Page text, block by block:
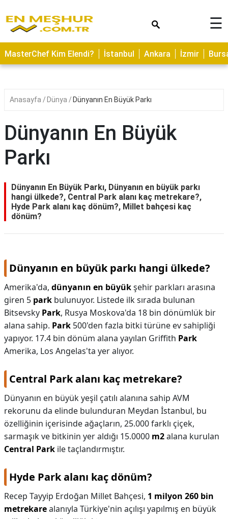
ASTROLOJİ
SAĞLIK
YERLER
BAKIMI
KAMP
ALANLARI
İLETİŞİM
☰
MasterChef Kim Elendi? İstanbul Ankara İzmir
Anasayfa Dünya Dünyanın En Büyük Parkı
Dünyanın En Büyük
Parkı
Dünyanın En Büyük Parkı, Dünyanın en büyük parkı
hangi ülkede?, Central Park alanı kaç metrekare?,
Hyde Park alanı kaç dönüm?, Millet bahçesi kaç
dönüm?
Dünyanın en büyük parkı hangi ülkede?
Amerika'da, dünyanın en büyükşehir parkları arasına
giren 5 park bulunuyor. Listede ilk sırada bulunan
Bitsevsky Park, Rusya Moskova'da 18 bin dönümlük bir
alana sahip. Park 500'den fazla bitki türüne ev sahipliği
yapıyor. 17.4 bin dönüm alana yayılan Griffith Park
Amerika, Los Angelas'ta yer alıyor.
Central Park alanı kaç metrekare?
Dünyanın en büyük yeşil çatılı alanına sahip AVM
rekorunu da elinde bulunduran Meydan İstanbul, bu
özelliğinin içerisinde ağaçların, 25.000 farklı çiçek,
sarmaşık ve bitkinin yer aldığı 15.0000 m2alana kurulan
Central Park ile taçlandırmıştır.
Hyde Park alanı kaç dönüm?
Recep Tayyip Erdoğan Millet Bahçesi, 1 milyon 260 bin
metrekarealanıyla Türkiye'nin açılışı yapılmış en büyük